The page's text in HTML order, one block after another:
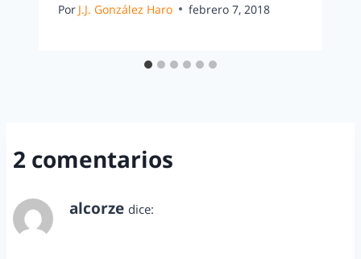
Por J.J. González Haro febrero 7, 2018
2 comentarios
alcorze dice: